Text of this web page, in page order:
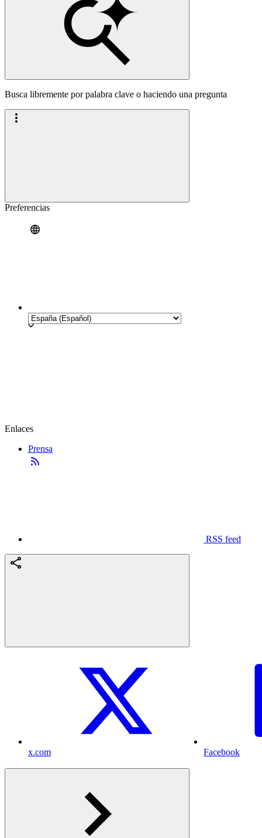
Busca libremente por palabra clave o haciendo una pregunta
Preferencias
Enlaces
Prensa
RSS feed
x.com Facebook